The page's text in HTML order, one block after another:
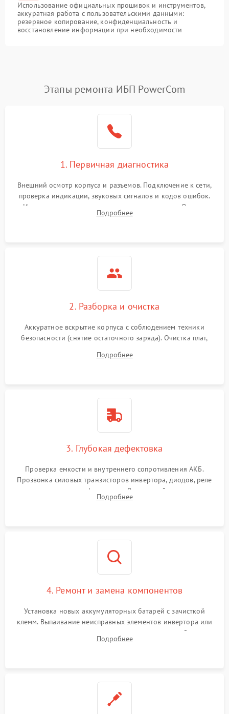
Использование официальных прошивок и инструментов,
аккуратная работа с пользовательскими данными:
резервное копирование, конфиденциальность и
восстановление информации при необходимости
Этапы ремонта ИБП PowerCom
1. Первичная диагностика
Внешний осмотр корпуса и разъемов. Подключение к сети,
проверка индикации, звуковых сигналов и кодов ошибок.
Измерение входного и выходного напряжения. Оценка
реакции ИБП на отключение основного питания без
Подробнее
2. Разборка и очистка
Аккуратное вскрытие корпуса с соблюдением техники
безопасности (снятие остаточного заряда). Очистка плат,
и кистей для предотвращения перегрева и замыканий.
Подробнее
3. Глубокая дефектовка
Проверка емкости и внутреннего сопротивления АКБ.
Прозвонка силовых транзисторов инвертора, диодов, реле
переключения и трансформатора. Визуальный поиск вздутых
конденсаторов и прогаров на печатной плате.
Подробнее
4. Ремонт и замена компонентов
Установка новых аккумуляторных батарей с зачисткой
клемм. Выпаивание неисправных элементов инвертора или
цепи зарядки и монтаж новых радиодеталей.
Восстановление поврежденных токоведущих дорожек и
Подробнее